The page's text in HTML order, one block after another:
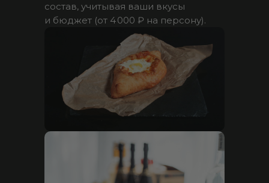
состав, учитывая ваши вкусы
и бюджет (от 4 000 ₽ на персону).